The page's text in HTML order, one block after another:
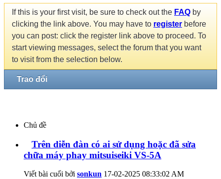
If this is your first visit, be sure to check out the FAQ by
clicking the link above. You may have to register before
you can post: click the register link above to proceed. To
start viewing messages, select the forum that you want
to visit from the selection below.
Trao đổi
Chủ đề
Trên diễn đàn có ai sử dụng hoặc đã sửa
chữa máy phay mitsuiseiki VS-5A
Viết bài cuối bởi sonkun 17-02-2025 08:33:02 AM